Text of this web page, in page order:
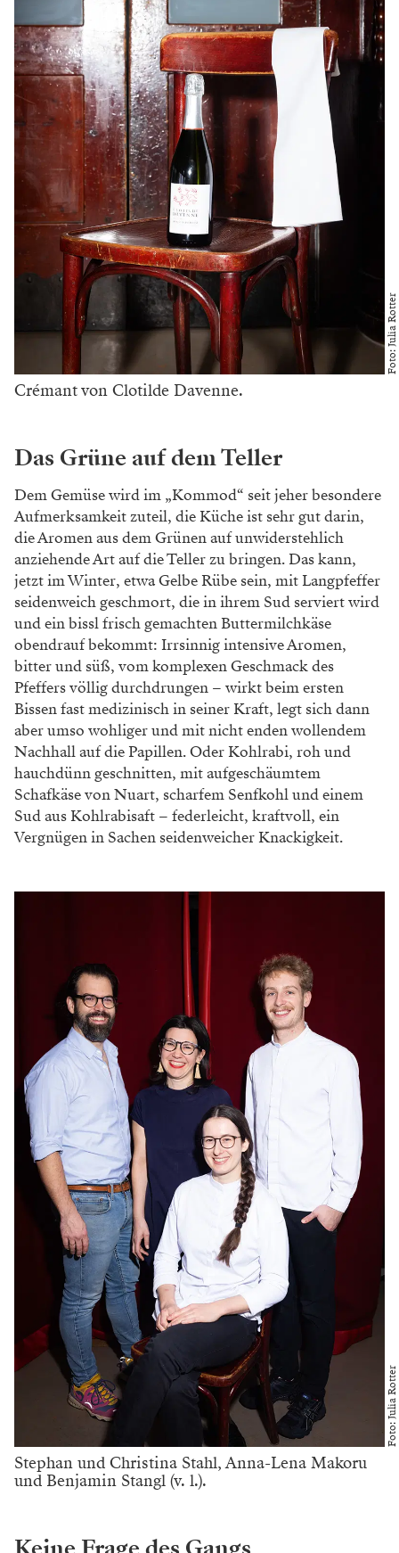
Ein bisserl ein Schwipserl
Dazu gibt es einen Schluck Crémant von Clotilde
Davenne aus dem Burgund, richtig gutes, straffes
Zeug, der enorme Weinkeller von Sommelière
Christina Stahl ist mit Fokus auf biodynamisch und
naturbelassen ausgebaute Weine zusammengestellt.
Weiter geht es mit dem vor Ort gebackenen
Sauerteigbrot, knusprig und von prächtiger Tiefe der
Aromen – wir befinden uns hier nicht zufällig in einer
ehemaligen Bäckerei. Dazu gibt es „jiddische
Hendlleber“: feinst passierte Lebercreme von der
hochgeistig beschwingten Sorte – und auf eine Art
köstlich, die als noch suchtgefährdender als der
reichlich in ihr zum Einsatz gekommene Edelalkohol
klassifiziert werden muss. Misobutter gibt’s außerdem,
und auch die ist so, dass man verdammt aufpassen
muss, sich nicht schon vor dem ersten Gang anzuessen.
Foto: Julia Rotter
Crémant von Clotilde Davenne.